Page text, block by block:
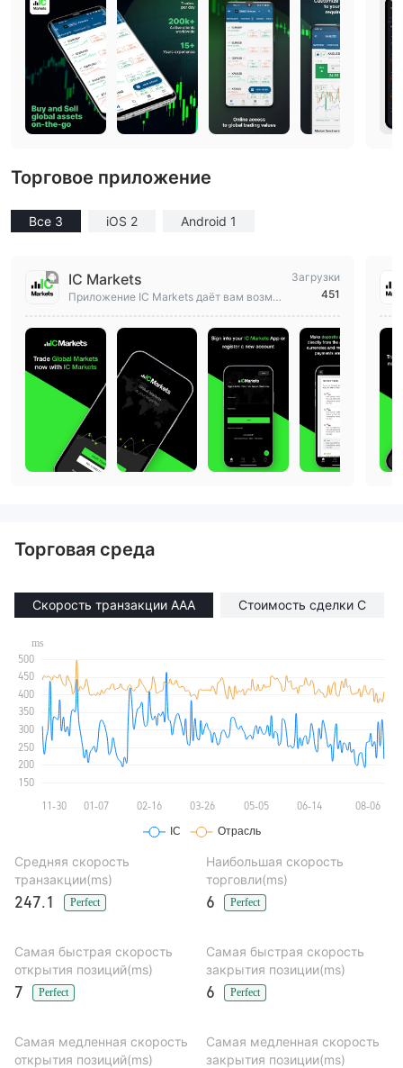
Торговое приложение
Все 3 iOS 2 Android 1
IC Markets
Приложение IC Markets даёт вам возмо
Загрузки
451
Торговая среда
Скорость транзакции AAA Стоимость сделки C
Средняя скорость
транзакции(ms)
247.1 Perfect
Наибольшая скорость
торговли(ms)
6 Perfect
Самая быстрая скорость
открытия позиций(ms)
7 Perfect
Самая быстрая скорость
закрытия позиции(ms)
6 Perfect
Самая медленная скорость
открытия позиций(ms)
Самая медленная скорость
закрытия позиции(ms)